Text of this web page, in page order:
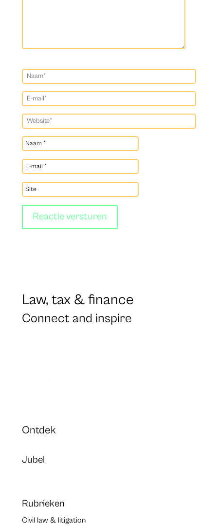
Reactie versturen
Law, tax & finance
Connect and inspire
Ontdek
Jubel
Rubrieken
Civil law & litigation